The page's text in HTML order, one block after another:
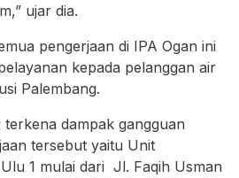
ujar dia.
pengerjaan di IPA Ogan ini
kepada pelanggan air
Palembang.
dampak gangguan
tersebut yaitu Unit
1 mulai dari Jl. Faqih Usman